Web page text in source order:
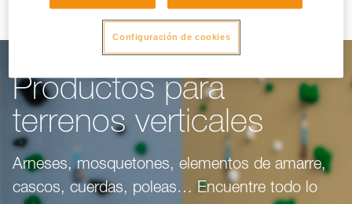
Productos para
terrenos verticales
Arneses, mosquetones, elementos de amarre,
cascos, cuerdas, poleas… Encuentre todo lo
Configuración de cookies